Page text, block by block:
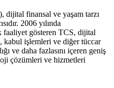
dijital finansal ve yaşam tarzı
2006 yılında
faaliyet gösteren TCS, dijital
kabul işlemleri ve diğer tüccar
ve daha fazlasını içeren geniş
çözümleri ve hizmetleri